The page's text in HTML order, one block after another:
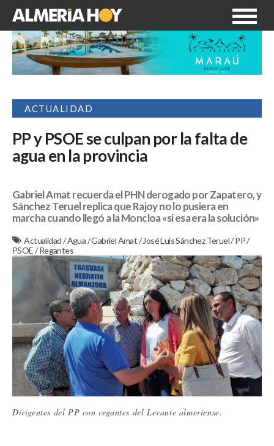
ACTUALIDAD
PP y PSOE se culpan por la falta de
agua en la provincia
Gabriel Amat recuerda el PHN derogado por Zapatero, y
Sánchez Teruel replica que Rajoy no lo pusiera en
marcha cuando llegó a la Moncloa «si esa era la solución»
Actualidad/Agua/Gabriel Amat/ José Luis Sánchez Teruel/PP/
PSOE/Regantes
Dirigentes del PP con regantes del Levante almeriense.